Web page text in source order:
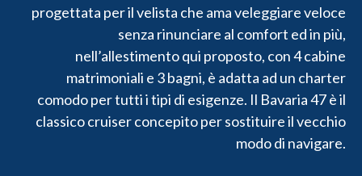
progettata per il velista che ama veleggiare veloce
senza rinunciare al comfort ed in più,
nell’allestimento qui proposto, con 4 cabine
matrimoniali e 3 bagni, è adatta ad un charter
comodo per tutti i tipi di esigenze. Il Bavaria 47 è il
classico cruiser concepito per sostituire il vecchio
modo di navigare.